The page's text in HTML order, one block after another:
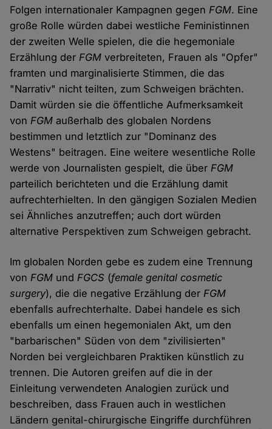
Folgen internationaler Kampagnen gegenFGM. Eine
große Rolle würden dabei westliche Feministinnen
der zweiten Welle spielen, die die hegemoniale
Erzählung derFGM verbreiteten, Frauen als "Opfer"
framten und marginalisierte Stimmen, die das
"Narrativ" nicht teilten, zum Schweigen brächten.
Damit würden sie die öffentliche Aufmerksamkeit
vonFGM außerhalb des globalen Nordens
bestimmen und letztlich zur "Dominanz des
Westens" beitragen. Eine weitere wesentliche Rolle
werde von Journalisten gespielt, die überFGM
parteilich berichteten und die Erzählung damit
aufrechterhielten. In den gängigen Sozialen Medien
sei Ähnliches anzutreffen; auch dort würden
alternative Perspektiven zum Schweigen gebracht.
Im globalen Norden gebe es zudem eine Trennung
vonFGM undFGCS (female genital cosmetic
surgery), die die negative Erzählung derFGM
ebenfalls aufrechterhalte. Dabei handele es sich
ebenfalls um einen hegemonialen Akt, um den
"barbarischen" Süden von dem "zivilisierten"
Norden bei vergleichbaren Praktiken künstlich zu
trennen. Die Autoren greifen auf die in der
Einleitung verwendeten Analogien zurück und
beschreiben, dass Frauen auch in westlichen
Ländern genital-chirurgische Eingriffe durchführen